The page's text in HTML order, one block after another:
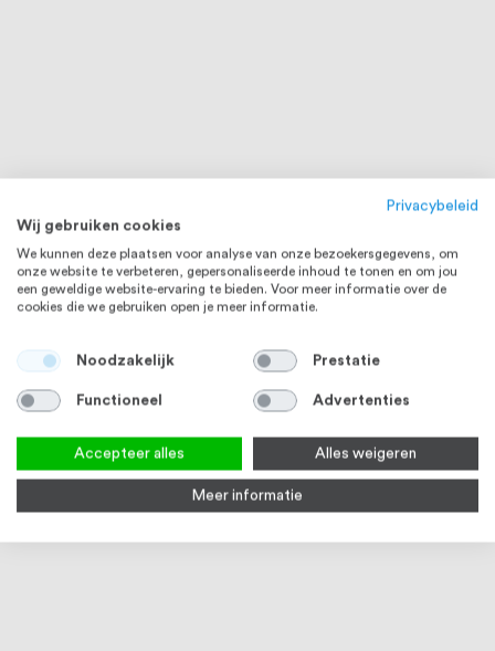
STAAL STAAL
Privacybeleid
Wij gebruiken cookies
We kunnen deze plaatsen voor analyse van onze bezoekersgegevens, om
onze website te verbeteren, gepersonaliseerde inhoud te tonen en om jou
een geweldige website-ervaring te bieden. Voor meer informatie over de
cookies die we gebruiken open je meer informatie.
Noodzakelijk Prestatie
Functioneel Advertenties
Accepteer alles Alles weigeren
Meer informatie